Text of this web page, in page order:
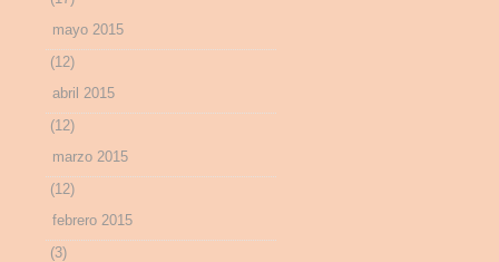
mayo 2015
(12)
abril 2015
(12)
marzo 2015
(12)
febrero 2015
(3)